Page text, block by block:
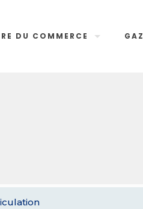
DU COMMERCE